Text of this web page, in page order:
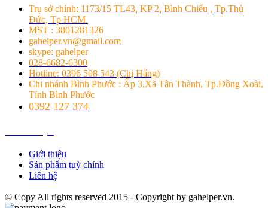
Trụ sở chính: 1173/15 TL43, KP 2, Bình Chiểu , Tp.Thủ
Đức, Tp HCM.
MST : 3801281326
gahelper.vn@gmail.com
skype: gahelper
028-6682-6300
Hotline: 0396 508 543 (Chị Hằng)
Chi nhánh Bình Phước : Ấp 3,Xã Tân Thành, Tp.Đồng Xoài,
Tính Bình Phước
0392 127 374
Giới thiệu
Sản phẩm tuỳ chỉnh
Liên hệ
© Copy All rights reserved 2015 - Copyright by gahelper.vn.